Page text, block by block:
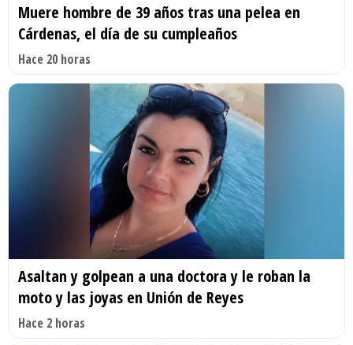
Muere hombre de 39 años tras una pelea en
Cárdenas, el día de su cumpleaños
Hace 20 horas
Asaltan y golpean a una doctora y le roban la
moto y las joyas en Unión de Reyes
Hace 2 horas